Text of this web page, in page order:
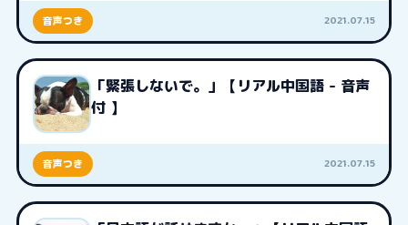
音声つき 2021.07.15
「緊張しないで。」【リアル中国語 - 音声
付 】
音声つき 2021.07.15